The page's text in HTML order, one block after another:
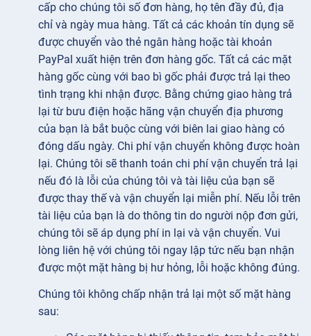
cấp cho chúng tôi số đơn hàng, họ tên đầy đủ, địa
chỉ và ngày mua hàng. Tất cả các khoản tín dụng sẽ
được chuyển vào thẻ ngân hàng hoặc tài khoản
PayPal xuất hiện trên đơn hàng gốc. Tất cả các mặt
hàng gốc cùng với bao bì gốc phải được trả lại theo
tình trạng khi nhận được. Bằng chứng giao hàng trả
lại từ bưu điện hoặc hãng vận chuyển địa phương
của bạn là bắt buộc cùng với biên lai giao hàng có
đóng dấu ngày. Chi phí vận chuyển không được hoàn
lại. Chúng tôi sẽ thanh toán chi phí vận chuyển trả lại
nếu đó là lỗi của chúng tôi và tài liệu của bạn sẽ
được thay thế và vận chuyển lại miễn phí. Nếu lỗi trên
tài liệu của bạn là do thông tin do người nộp đơn gửi,
chúng tôi sẽ áp dụng phí in lại và vận chuyển. Vui
lòng liên hệ với chúng tôi ngay lập tức nếu bạn nhận
được một mặt hàng bị hư hỏng, lỗi hoặc không đúng.
Chúng tôi không chấp nhận trả lại một số mặt hàng
sau: